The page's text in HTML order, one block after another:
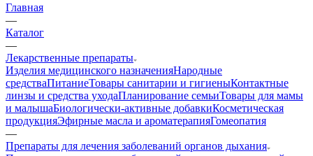
Главная
—
Каталог
—
Лекарственные препараты
Изделия медицинского назначенияНародные
средстваПитаниеТовары санитарии и гигиеныКонтактные
линзы и средства уходаПланирование семьиТовары для мамы
и малышаБиологически-активные добавкиКосметическая
продукцияЭфирные масла и ароматерапияГомеопатия
—
Препараты для лечения заболеваний органов дыхания